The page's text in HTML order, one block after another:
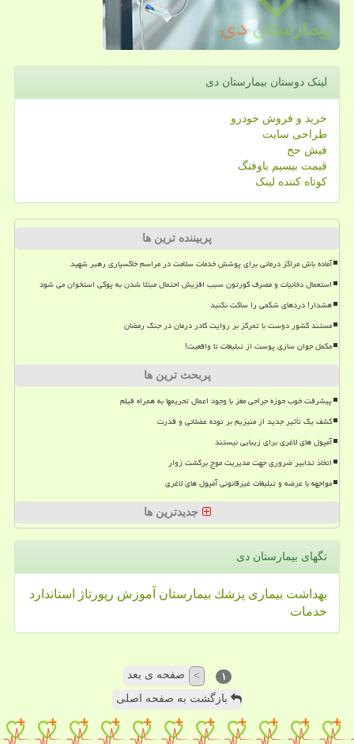
لینک دوستان بیمارستان دی
خرید و فروش خودرو
طراحی سایت
فیش حج
قیمت بیسیم باوفنگ
کوتاه کننده لینک
پربیننده ترین ها
آماده باش مراکز درمانی برای پوشش خدمات سلامت در مراسم خاکسپاری رهبر شهید
استعمال دخانیات و مصرف کورتون سبب افزیش احتمال مبتلا شدن به پوکی استخوان می شود
هشدار! دردهای شکمی را ساکت نکنید
مستند کشور دوست با تمرکز بر روایت کادر درمان در جنگ رمضان
مکمل جوان سازی پوست از تبلیغات تا واقعیت!
پربحث ترین ها
پیشرفت خوب حوزه جراحی مغز با وجود اعمال تحریمها به همراه فیلم
کشف یک تأثیر جدید از منیزیم بر توده عضلانی و قدرت
آمپول های لاغری برای زیبایی نیستند
اتخاذ تدابیر ضروری جهت مدیریت موج برگشت زوار
مواجهه با عرضه و تبلیغات غیرقانونی آمپول های لاغری
جدیدترین ها
تگهای بیمارستان دی
بهداشت بیماری پزشك بیمارستان آموزش رپورتاژ
استاندارد
خدمات
۱ >
صفحه ی بعد
بازگشت به صفحه اصلی